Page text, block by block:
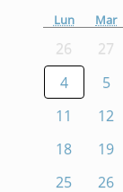
Lun Mar
26 27
4
5
11
12
18
19
25
26